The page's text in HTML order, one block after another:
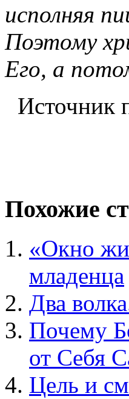
исполняя
Поэтому
Его, а
Источник
Похожие
«Окно
младенца
Два
Почему
от Себя
Цель и